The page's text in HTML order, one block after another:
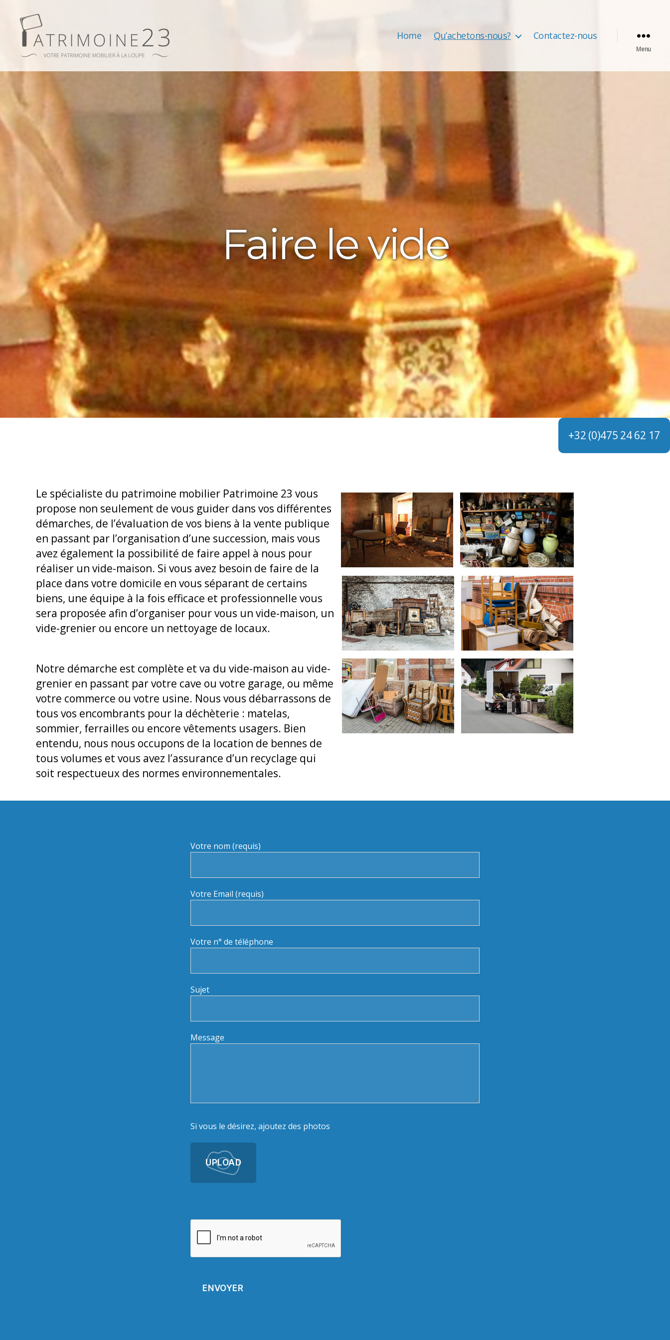
Home Qu’achetons-nous? Contactez-nous
Menu
Faire le vide
+32 (0)475 24 62 17
Le spécialiste du patrimoine mobilier Patrimoine 23 vous
propose non seulement de vous guider dans vos différentes
démarches, de l’évaluation de vos biens à la vente publique
en passant par l’organisation d’une succession, mais vous
avez également la possibilité de faire appel à nous pour
réaliser un vide-maison. Si vous avez besoin de faire de la
place dans votre domicile en vous séparant de certains
biens, une équipe à la fois efficace et professionnelle vous
sera proposée afin d’organiser pour vous un vide-maison, un
vide-grenier ou encore un nettoyage de locaux.
Notre démarche est complète et va du vide-maison au vide-
grenier en passant par votre cave ou votre garage, ou même
votre commerce ou votre usine. Nous vous débarrassons de
tous vos encombrants pour la déchèterie : matelas,
sommier, ferrailles ou encore vêtements usagers. Bien
entendu, nous nous occupons de la location de bennes de
tous volumes et vous avez l’assurance d’un recyclage qui
soit respectueux des normes environnementales.
Votre nom (requis)
Votre Email (requis)
Votre n° de téléphone
Sujet
Message
Si vous le désirez, ajoutez des photos